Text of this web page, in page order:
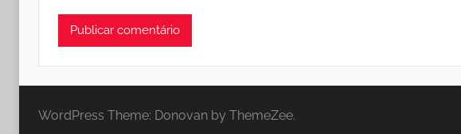
WordPress Theme: Donovan by ThemeZee.